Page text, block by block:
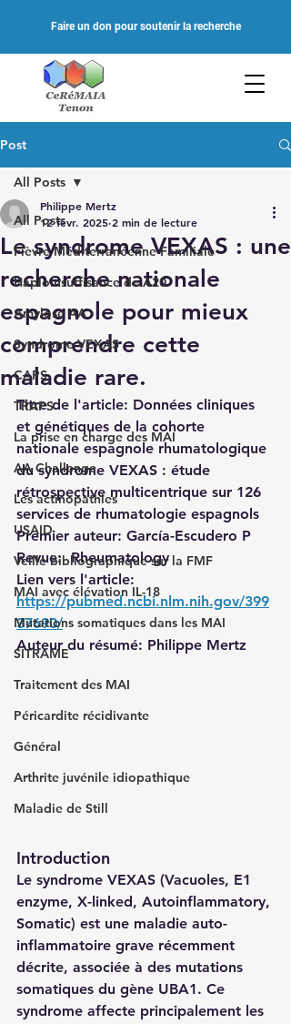
Faire un don pour soutenir la recherche
Post
All Posts
Fièvre Méditerranéenne Familiale
Haploinsuffisance de A20
Amylose AA
Syndrome VEXAS
CAPS
TRAPS
La prise en charge des MAI
AA Challenge
Les actinopathies
USAID
Veille bibliographique sur la FMF
MAI avec élévation IL-18
Mutations somatiques dans les MAI
SITRAME
Traitement des MAI
Péricardite récidivante
Général
Arthrite juvénile idiopathique
Maladie de Still
All Posts
Le syndrome VEXAS : une
recherche nationale
espagnole pour mieux
comprendre cette
maladie rare.
Philippe Mertz
12 févr. 2025 2 min de lecture
Titre de l'article: Données cliniques
et génétiques de la cohorte
nationale espagnole rhumatologique
du syndrome VEXAS : étude
rétrospective multicentrique sur 126
services de rhumatologie espagnols
Premier auteur: García-Escudero P
Revue:  Rheumatology
Lien vers l'article:
https://pubmed.ncbi.nlm.nih.gov/399
37690/
Auteur du résumé: Philippe Mertz
Introduction
Le syndrome VEXAS (Vacuoles, E1
enzyme, X-linked, Autoinflammatory,
Somatic) est une maladie auto-
inflammatoire grave récemment
décrite, associée à des mutations
somatiques du gène UBA1. Ce
syndrome affecte principalement les